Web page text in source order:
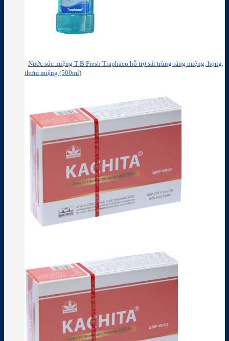
Nước súc miệng T-B Fresh Traphaco hỗ trợ sát trùng răng miệng, họng,
thơm miệng (500ml)